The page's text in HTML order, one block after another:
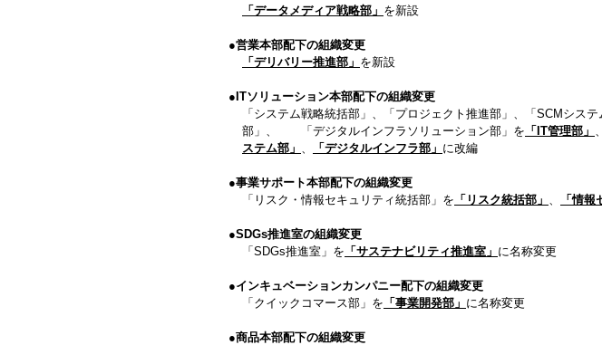
「データメディア戦略部」 を新設
●営業本部配下の組織変更
「デリバリー推進部」 を新設
●ITソリューション本部配下の組織変更
「システム戦略統括部」、「プロジェクト推進部」、「SCMシス
部」、 「デジタルインフラソリューション部」を 「IT管理部」 、
ステム部」 、 「デジタルインフラ部」 に改編
●事業サポート本部配下の組織変更
「リスク・情報セキュリティ統括部」を 「リスク統括部」 、 「情報
●SDGs推進室の組織変更
「SDGs推進室」を 「サステナビリティ推進室」 に名称変更
●インキュベーションカンパニー配下の組織変更
「クイックコマース部」を 「事業開発部」 に名称変更
●商品本部配下の組織変更